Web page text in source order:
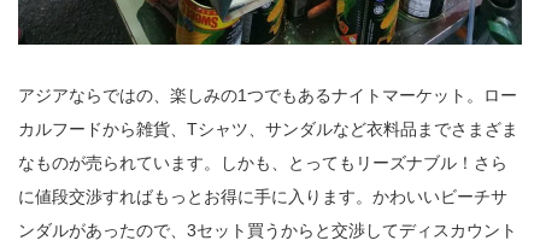
アジアならではの、楽しみの1つでもあるナイトマーケット。ロー
カルフードから雑貨、Tシャツ、サンダルなど衣料品までさまざま
なものが売られています。しかも、とってもリーズナブル！さら
に値段交渉すればもっとお得に手に入ります。かわいいビーチサ
ンダルがあったので、3セット買うからと交渉してディスカウント